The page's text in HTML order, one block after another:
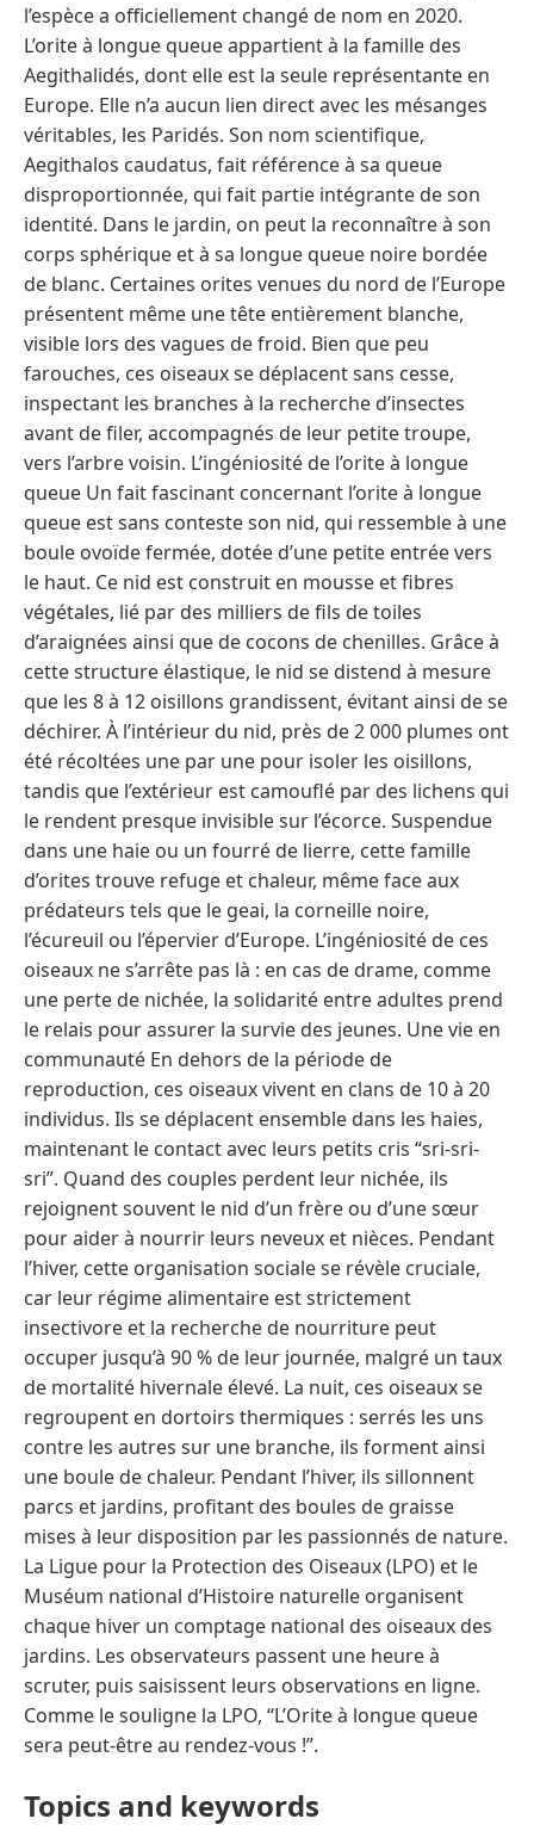
l’espèce a officiellement changé de nom en 2020.
L’orite à longue queue appartient à la famille des
Aegithalidés, dont elle est la seule représentante en
Europe. Elle n’a aucun lien direct avec les mésanges
véritables, les Paridés. Son nom scientifique,
Aegithalos caudatus, fait référence à sa queue
disproportionnée, qui fait partie intégrante de son
identité. Dans le jardin, on peut la reconnaître à son
corps sphérique et à sa longue queue noire bordée
de blanc. Certaines orites venues du nord de l’Europe
présentent même une tête entièrement blanche,
visible lors des vagues de froid. Bien que peu
farouches, ces oiseaux se déplacent sans cesse,
inspectant les branches à la recherche d’insectes
avant de filer, accompagnés de leur petite troupe,
vers l’arbre voisin. L’ingéniosité de l’orite à longue
queue Un fait fascinant concernant l’orite à longue
queue est sans conteste son nid, qui ressemble à une
boule ovoïde fermée, dotée d’une petite entrée vers
le haut. Ce nid est construit en mousse et fibres
végétales, lié par des milliers de fils de toiles
d’araignées ainsi que de cocons de chenilles. Grâce à
cette structure élastique, le nid se distend à mesure
que les 8 à 12 oisillons grandissent, évitant ainsi de se
déchirer. À l’intérieur du nid, près de 2 000 plumes ont
été récoltées une par une pour isoler les oisillons,
tandis que l’extérieur est camouflé par des lichens qui
le rendent presque invisible sur l’écorce. Suspendue
dans une haie ou un fourré de lierre, cette famille
d’orites trouve refuge et chaleur, même face aux
prédateurs tels que le geai, la corneille noire,
l’écureuil ou l’épervier d’Europe. L’ingéniosité de ces
oiseaux ne s’arrête pas là : en cas de drame, comme
une perte de nichée, la solidarité entre adultes prend
le relais pour assurer la survie des jeunes. Une vie en
communauté En dehors de la période de
reproduction, ces oiseaux vivent en clans de 10 à 20
individus. Ils se déplacent ensemble dans les haies,
maintenant le contact avec leurs petits cris “sri-sri-
sri”. Quand des couples perdent leur nichée, ils
rejoignent souvent le nid d’un frère ou d’une sœur
pour aider à nourrir leurs neveux et nièces. Pendant
l’hiver, cette organisation sociale se révèle cruciale,
car leur régime alimentaire est strictement
insectivore et la recherche de nourriture peut
occuper jusqu’à 90 % de leur journée, malgré un taux
de mortalité hivernale élevé. La nuit, ces oiseaux se
regroupent en dortoirs thermiques : serrés les uns
contre les autres sur une branche, ils forment ainsi
une boule de chaleur. Pendant l’hiver, ils sillonnent
parcs et jardins, profitant des boules de graisse
mises à leur disposition par les passionnés de nature.
La Ligue pour la Protection des Oiseaux (LPO) et le
Muséum national d’Histoire naturelle organisent
chaque hiver un comptage national des oiseaux des
jardins. Les observateurs passent une heure à
scruter, puis saisissent leurs observations en ligne.
Comme le souligne la LPO, “L’Orite à longue queue
sera peut-être au rendez-vous !”.
Topics and keywords